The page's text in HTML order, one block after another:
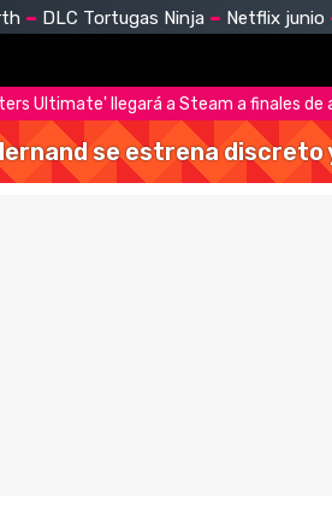
DLC Tortugas Ninja Netflix junio
Ultimate' llegará a Steam a finales de
se estrena discreto